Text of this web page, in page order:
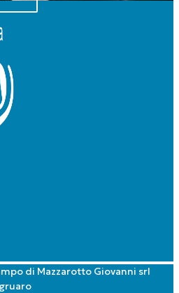
di Mazzarotto Giovanni srl